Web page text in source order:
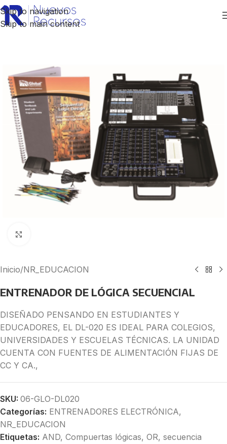
Skip to navigation
Skip to main content
Inicio/NR_EDUCACION
ENTRENADOR DE LÓGICA SECUENCIAL
DISEÑADO PENSANDO EN ESTUDIANTES Y
EDUCADORES, EL DL-020 ES IDEAL PARA COLEGIOS,
UNIVERSIDADES Y ESCUELAS TÉCNICAS. LA UNIDAD
CUENTA CON FUENTES DE ALIMENTACIÓN FIJAS DE
CC Y CA.,
SKU: 06-GLO-DL020
Categorías: ENTRENADORES ELECTRÓNICA,
NR_EDUCACION
Etiquetas: AND, Compuertas lógicas, OR, secuencia